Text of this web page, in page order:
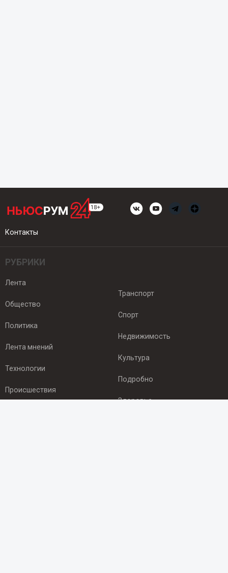
Контакты
РУБРИКИ
Лента
Общество
Политика
Лента мнений
Технологии
Происшествия
Транспорт
Спорт
Недвижимость
Культура
Подробно
Здоровье